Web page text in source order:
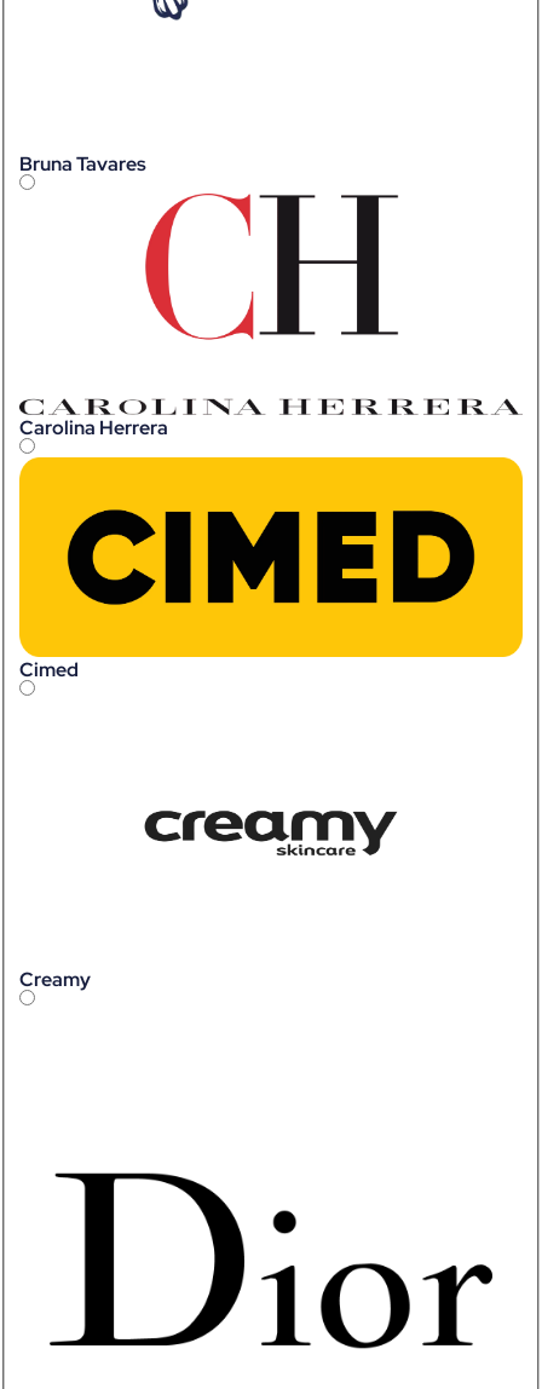
Bruna Tavares
Carolina Herrera
Cimed
Creamy